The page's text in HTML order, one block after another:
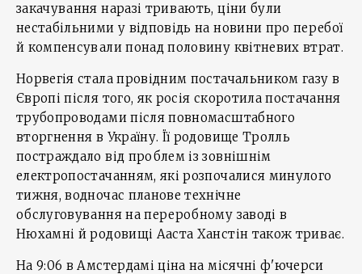
закачування наразі тривають, ціни були
нестабільними у відповідь на новини про перебої
й компенсували понад половину квітневих втрат.
Норвегія стала провідним постачальником газу в
Європі після того, як росія скоротила постачання
трубопроводами після повномасштабного
вторгнення в Україну. Її родовище Тролль
постраждало від проблем із зовнішнім
електропостачанням, які розпочалися минулого
тижня, водночас планове технічне
обслуговування на переробному заводі в
Нюхамні й родовищі Ааста Ханстін також триває.
На 9:06 в Амстердамі ціна на місячні ф'ючерси